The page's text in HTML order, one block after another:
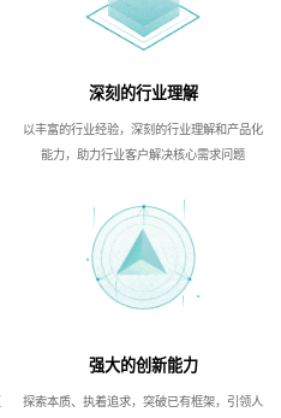
深刻的行业理解
以丰富的行业经验，深刻的行业理解和产品化
能力，助力行业客户解决核心需求问题
强大的创新能力
探索本质、执着追求，突破已有框架，引领人